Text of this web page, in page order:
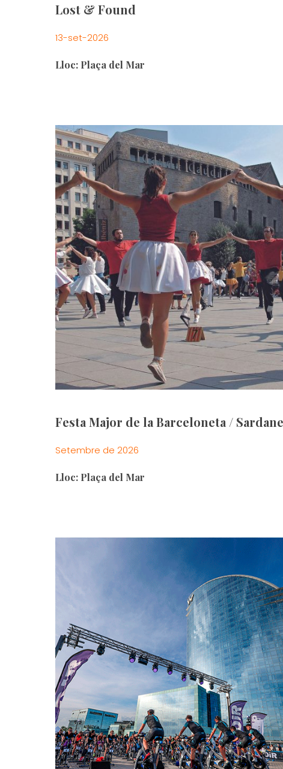
Lost & Found
13-set-2026
Lloc: Plaça del Mar
Festa Major de la Barceloneta /
Setembre de 2026
Lloc: Plaça del Mar